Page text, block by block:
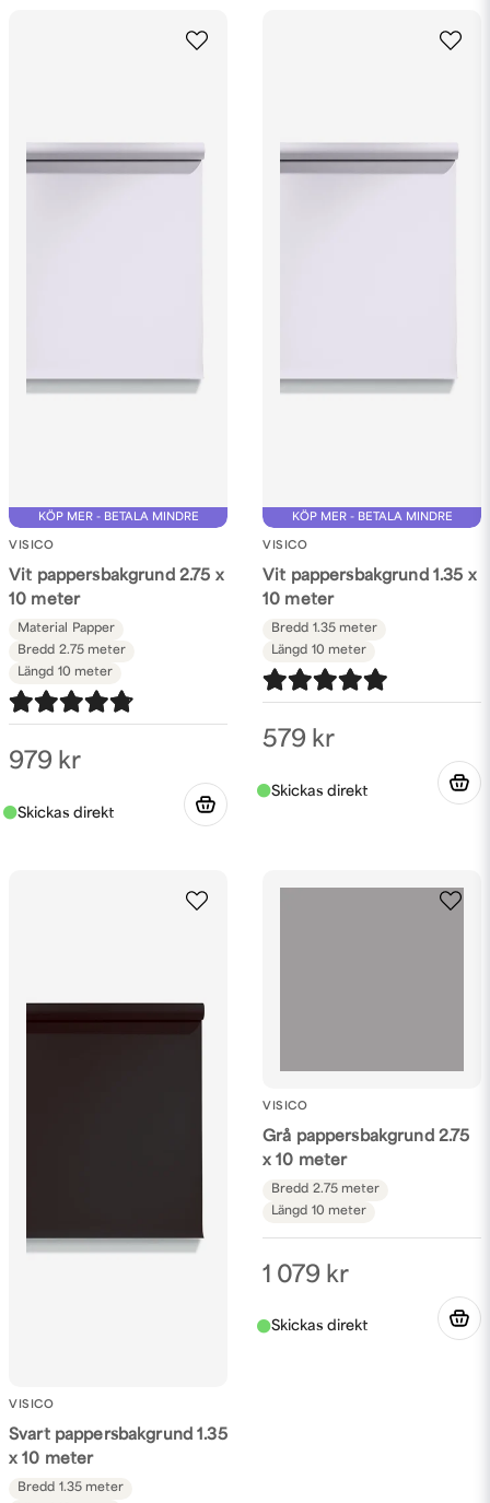
KÖP MER - BETALA MINDRE
VISICO
Vit pappersbakgrund 2.75 x
10 meter
Material
Papper
Bredd 2.75 meter
Längd 10 meter
979 kr
KÖP MER - BETALA MINDRE
VISICO
Vit pappersbakgrund 1.35 x
10 meter
Bredd 1.35 meter
Längd 10 meter
579 kr
VISICO
Svart pappersbakgrund 1.35
x 10 meter
Bredd 1.35 meter
VISICO
Grå pappersbakgrund 2.75
x 10 meter
Bredd 2.75 meter
Längd 10 meter
1 079 kr